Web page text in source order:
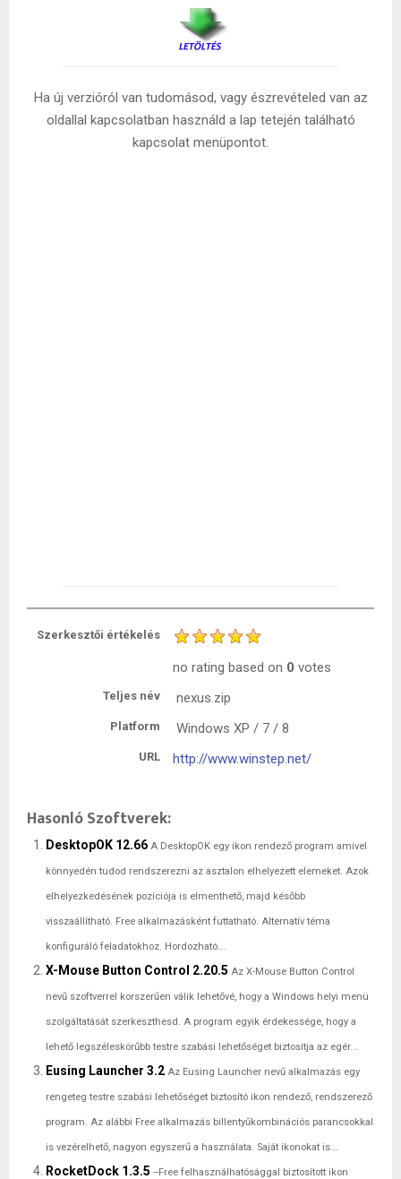
Ha új verzióról van tudomásod, vagy észrevételed van az
oldallal kapcsolatban használd a lap tetején található
kapcsolat menüpontot.
Szerkesztői értékelés
no rating based on 0 votes
Teljes név nexus.zip
Platform Windows XP / 7 / 8
URL http://www.winstep.net/
Hasonló Szoftverek:
DesktopOK 12.66 A DesktopOK egy ikon rendező program amivel
könnyedén tudod rendszerezni az asztalon elhelyezett elemeket. Azok
elhelyezkedésének pozíciója is elmenthető, majd később
visszaállítható. Free alkalmazásként futtatható. Alternatív téma
konfiguráló feladatokhoz. Hordozható...
X-Mouse Button Control 2.20.5 Az X-Mouse Button Control
nevű szoftverrel korszerűen válik lehetővé, hogy a Windows helyi menü
szolgáltatását szerkeszthesd. A program egyik érdekessége, hogy a
lehető legszéleskörűbb testre szabási lehetőséget biztosítja az egér...
Eusing Launcher 3.2 Az Eusing Launcher nevű alkalmazás egy
rengeteg testre szabási lehetőséget biztosító ikon rendező, rendszerező
program. Az alábbi Free alkalmazás billentyűkombinációs parancsokkal
is vezérelhető, nagyon egyszerű a használata. Saját ikonokat is...
RocketDock 1.3.5 --Free felhasználhatósággal biztosított ikon